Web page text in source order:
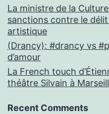
La ministre de la
sanctions contre le délit
artistique
(Drancy): #drancy vs
d’amour
La French touch
théâtre Silvain à
Recent Comments